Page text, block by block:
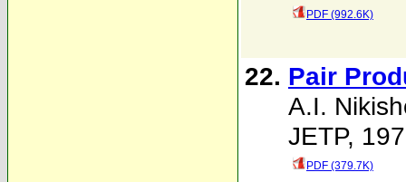
PDF (992.6K)
22. Pair
A.I.
JETP,
PDF (379.7K)